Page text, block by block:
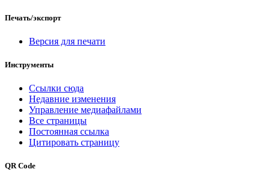
Печать/экспорт
Версия для печати
Инструменты
Ссылки сюда
Недавние изменения
Управление медиафайлами
Все страницы
Постоянная ссылка
Цитировать страницу
QR Code